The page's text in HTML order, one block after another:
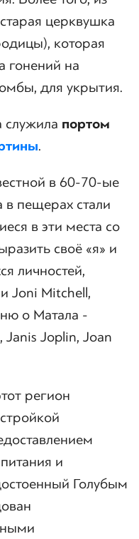
церквушка
которая
гонений на
для укрытия.
портом
.
в 60-70-ые
пещерах стали
в эти места со
своё «я» и
личностей,
Joni Mitchell,
о Матала -
Janis Joplin, Joan
регион
и
Голубым